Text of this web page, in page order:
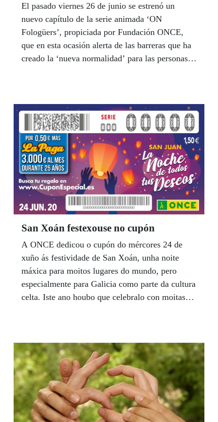
El pasado viernes 26 de junio se estrenó un
nuevo capítulo de la serie animada ‘ON
Fologüers’, propiciada por Fundación ONCE,
que en esta ocasión alerta de las barreras que ha
creado la ‘nueva normalidad’ para las personas
discapacidad a la situación que ha dejado la
pandemia del coronavirus y que incluye cientos
de normas poco accesibles, mamparas,
mascarillas o geles hidroalcohólicos que
dificultan su vida cotidiana.
San Xoán festexouse no cupón
A ONCE dedicou o cupón do mércores 24 de
xuño ás festividade de San Xoán, unha noite
máxica para moitos lugares do mundo, pero
especialmente para Galicia como parte da cultura
celta. Iste ano houbo que celebralo con moitas